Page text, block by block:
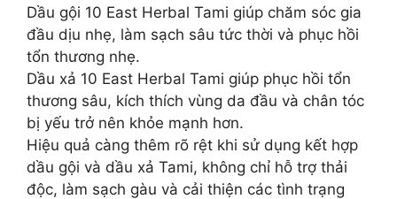
Dầu gội 10 East Herbal Tami giúp chăm sóc gia
đầu dịu nhẹ, làm sạch sâu tức thời và phục hồi
tổn thương nhẹ.
Dầu xả 10 East Herbal Tami giúp phục hồi tổn
thương sâu, kích thích vùng da đầu và chân tóc
bị yếu trở nên khỏe mạnh hơn.
Hiệu quả càng thêm rõ rệt khi sử dụng kết hợp
dầu gội và dầu xả Tami, không chỉ hỗ trợ thải
độc, làm sạch gàu và cải thiện các tình trạng